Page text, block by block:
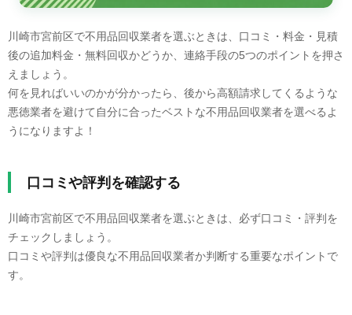
川崎市宮前区で不用品回収業者を選ぶときは、口コミ・料金・見積
後の追加料金・無料回収かどうか、連絡手段の5つのポイントを押さ
えましょう。
何を見ればいいのかが分かったら、後から高額請求してくるような
悪徳業者を避けて自分に合ったベストな不用品回収業者を選べるよ
うになりますよ！
口コミや評判を確認する
川崎市宮前区で不用品回収業者を選ぶときは、必ず口コミ・評判を
チェックしましょう。
口コミや評判は優良な不用品回収業者か判断する重要なポイントで
す。